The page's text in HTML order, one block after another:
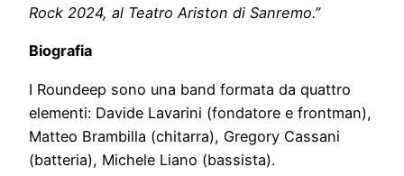
Rock 2024, al Teatro Ariston di Sanremo.”
Biografia
I Roundeep sono una band formata da quattro
elementi: Davide Lavarini (fondatore e frontman),
Matteo Brambilla (chitarra), Gregory Cassani
(batteria), Michele Liano (bassista).